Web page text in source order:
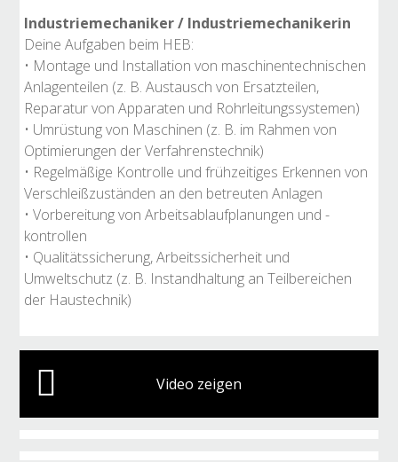
Industriemechaniker / Industriemechanikerin
Deine Aufgaben beim HEB:
• Montage und Installation von maschinentechnischen
Anlagenteilen (z. B. Austausch von Ersatzteilen,
Reparatur von Apparaten und Rohrleitungssystemen)
• Umrüstung von Maschinen (z. B. im Rahmen von
Optimierungen der Verfahrenstechnik)
• Regelmäßige Kontrolle und frühzeitiges Erkennen von
Verschleißzuständen an den betreuten Anlagen
• Vorbereitung von Arbeitsablaufplanungen und -
kontrollen
• Qualitätssicherung, Arbeitssicherheit und
Umweltschutz (z. B. Instandhaltung an Teilbereichen
der Haustechnik)
Video zeigen